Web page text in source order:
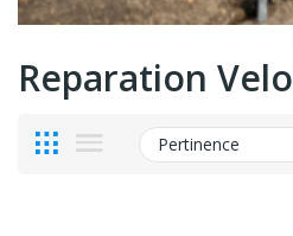
Reparation Velo
Pertinence